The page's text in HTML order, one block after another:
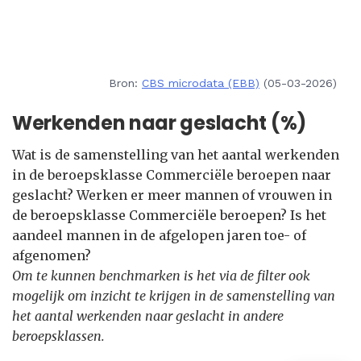
Bron: CBS microdata (EBB) (05-03-2026)
Werkenden naar geslacht (%)
Wat is de samenstelling van het aantal werkenden
in de beroepsklasse Commerciële beroepen naar
geslacht? Werken er meer mannen of vrouwen in
de beroepsklasse Commerciële beroepen? Is het
aandeel mannen in de afgelopen jaren toe- of
afgenomen?
Om te kunnen benchmarken is het via de filter ook
mogelijk om inzicht te krijgen in de samenstelling van
het aantal werkenden naar geslacht in andere
beroepsklassen.